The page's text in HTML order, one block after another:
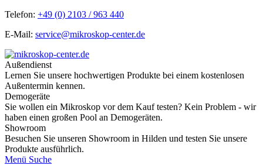
Telefon: +49 (0) 2103 / 963 440
E-Mail: service@mikroskop-center.de
Außendienst
Lernen Sie unsere hochwertigen Produkte bei einem kostenlosen
Außentermin kennen.
Demogeräte
Sie wollen ein Mikroskop vor dem Kauf testen? Kein Problem - wir
haben einen großen Pool an Demogeräten.
Showroom
Besuchen Sie unseren Showroom in Hilden und testen Sie unsere
Produkte ausführlich.
Menü Suche